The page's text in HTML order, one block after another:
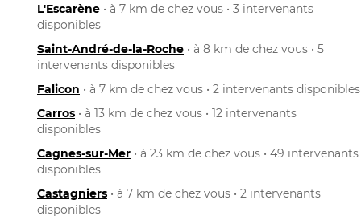
L'Escarène • à 7 km de chez vous • 3 intervenants
disponibles
Saint-André-de-la-Roche • à 8 km de chez vous • 5
intervenants disponibles
Falicon • à 7 km de chez vous • 2 intervenants disponibles
Carros • à 13 km de chez vous • 12 intervenants
disponibles
Cagnes-sur-Mer • à 23 km de chez vous • 49 intervenants
disponibles
Castagniers • à 7 km de chez vous • 2 intervenants
disponibles